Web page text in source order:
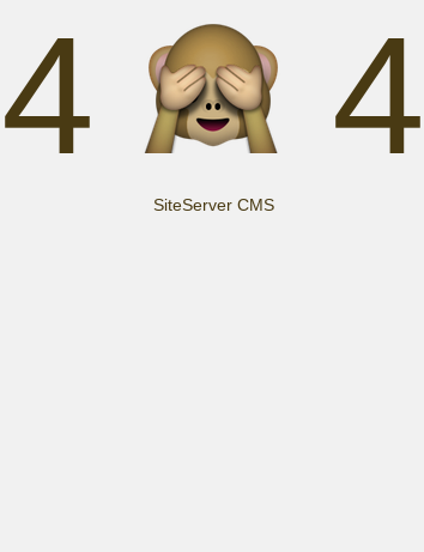
4 4
SiteServer CMS